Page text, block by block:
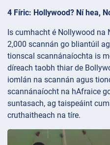
4 Fíric: Hollywood? Ní hea,
Is cumhacht é Nollywood na
2,000 scannán go bliantúil
tionscal scannánaíochta is
díreach taobh thiar de
iomlán na scannán agus
scannánaíocht na hAfraice
suntasach, ag taispeáint
cruthaitheach na tíre.